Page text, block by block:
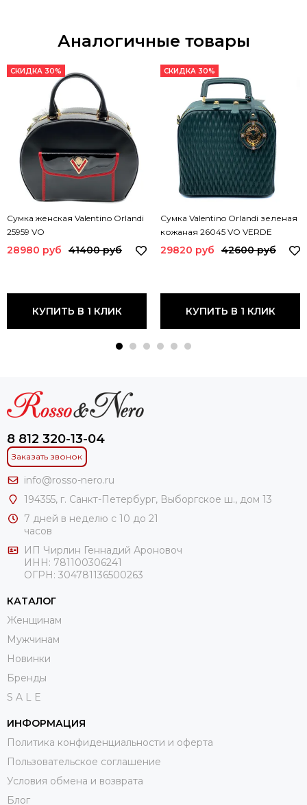
Аналогичные товары
СКИДКА 30%
Сумка женская Valentino Orlandi
25959 VO
28980 руб 41400 руб
КУПИТЬ В 1 КЛИК
СКИДКА 30%
Сумка Valentino Orlandi зеленая
кожаная 26045 VO VERDE
29820 руб 42600 руб
КУПИТЬ В 1 КЛИК
8 812 320-13-04
Заказать звонок
info@rosso-nero.ru
194355, г. Санкт-Петербург, Выборгское ш., дом 13
7 дней в неделю с 10 до 21
часов
ИП Чирлин Геннадий Ароновоч
ИНН: 781100306241
ОГРН: 304781136500263
КАТАЛОГ
Женщинам
Мужчинам
Новинки
Бренды
S A L E
ИНФОРМАЦИЯ
Политика конфиденциальности и оферта
Пользовательское соглашение
Условия обмена и возврата
Блог